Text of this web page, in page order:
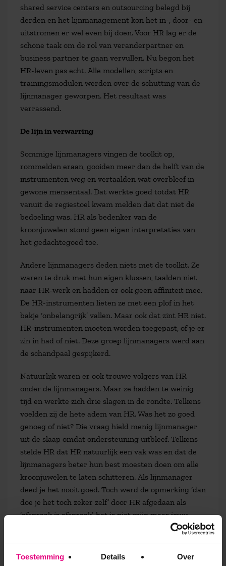
Toestemming Details Over
shared service centers en outsourcing belegd bij
derden en het lijnmanagement kon het in-, door- en
uitstromen er wel even bij doen. Voor HR lag er de
schone taak om de rol van veranderpartner en
business partner te gaan vervullen. Nu begon het
HR-leven pas echt. Alle modellen, scripts en
trainingsmodulen werden over de schutting van de
lijnmanager geworpen. Het resultaat was
verrassend.
De lijn in verwarring
Sommige lijnmanagers vingen de toolkit op,
rommelden eraan, gooiden meer dan de helft van de
instrumenten weg en vertaalden wat overbleef in
gewone mensentaal. Dat werkte goed totdat HR
vanuit de regiestoel kwam melden dat dat niet de
bedoeling was. HR als bedenker van de
kroonjuwelen stond geen eigen interpretaties van
het gedachtegoed toe.
Andere lijnmanagers deden niets met de toolkit. Ze
waren te druk met hun eigen klussen, taalden niet
naar HR-werk en hadden er ook geen affiniteit mee.
De HR-instrumenten lieten ze met een plof in het
bakje ‘onbelangrijk’ vallen. Maar ook dat zint HR niet.
HR-instrumenten moeten worden toegepast, of je er
zin in had of niet. Deze groep lijnmanagers werd aan
de schandpaal gespijkerd.
Natuurlijk waren er ook trouwe volgers van HR
onder de lijnmanagers. Maar ze hadden te weinig
tijd en werkte zich drie slagen in de rondte. Telkens
voelden zij de hete adem van HR. Was het zo goed
genoeg of niet? Die vraag hield menig lijnmanager
uit de slaap omdat ondersteuning uitbleef. Telkens
stelde HR dat HR natuurlijk een vak was en dat de
lijnmanagers beter hun best moesten doen om alle
kroonjuwelen te laten schitteren. Als lijnmanager
deed je het nooit goed. Toch werd de opmerking ‘dan
doe je het toch zeker zelf’ door HR afgedaan als
‘afspraak is afspraak’, het is niet mijn maar jouw